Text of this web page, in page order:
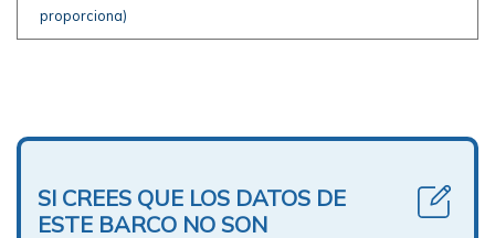
proporciona)
SI CREES QUE LOS DATOS DE
ESTE BARCO NO SON